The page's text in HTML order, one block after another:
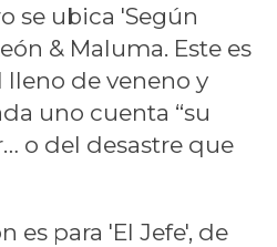
se ubica 'Según
& Maluma. Este es
de veneno y
uno cuenta “su
o del desastre que
es para 'El Jefe', de